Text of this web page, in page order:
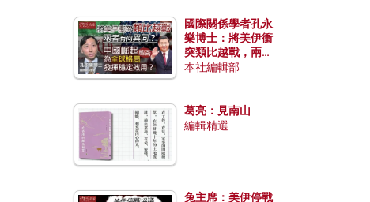
國際關係學者孔永
樂博士：將美伊衝
突類比越戰，兩者
有何異同？中國崛
本社編輯部
葛亮：見南山
編輯精選
兔主席：美伊停戰